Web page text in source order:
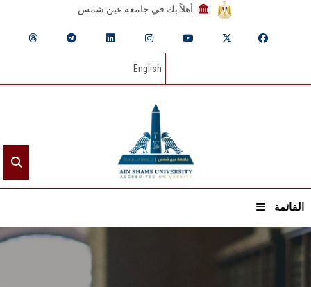
أهلاً بك في جامعة عين شمس
English
القائمة
الرئيسيـة